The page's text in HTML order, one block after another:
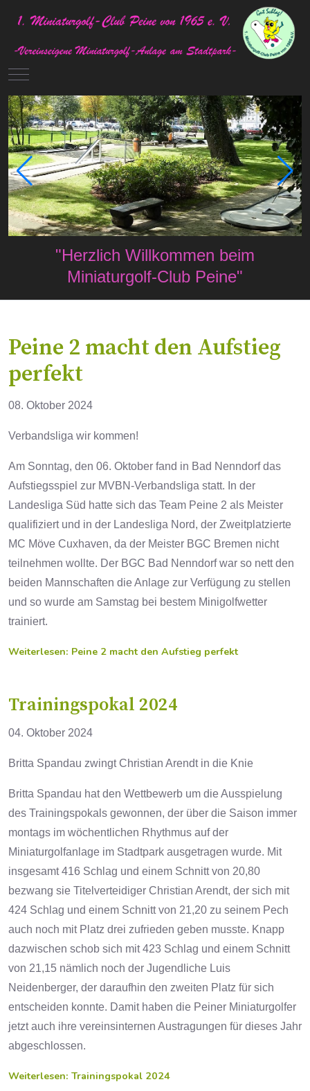
Mobile Menu Toggle
"Herzlich Willkommen beim
Miniaturgolf-Club Peine"
Peine 2 macht den Aufstieg
perfekt
08. Oktober 2024
Verbandsliga wir kommen!
Am Sonntag, den 06. Oktober fand in Bad Nenndorf das
Aufstiegsspiel zur MVBN-Verbandsliga statt. In der
Landesliga Süd hatte sich das Team Peine 2 als Meister
qualifiziert und in der Landesliga Nord, der Zweitplatzierte
MC Möve Cuxhaven, da der Meister BGC Bremen nicht
teilnehmen wollte. Der BGC Bad Nenndorf war so nett den
beiden Mannschaften die Anlage zur Verfügung zu stellen
und so wurde am Samstag bei bestem Minigolfwetter
trainiert.
Weiterlesen: Peine 2 macht den Aufstieg perfekt
Trainingspokal 2024
04. Oktober 2024
Britta Spandau zwingt Christian Arendt in die Knie
Britta Spandau hat den Wettbewerb um die Ausspielung
des Trainingspokals gewonnen, der über die Saison immer
montags im wöchentlichen Rhythmus auf der
Miniaturgolfanlage im Stadtpark ausgetragen wurde. Mit
insgesamt 416 Schlag und einem Schnitt von 20,80
bezwang sie Titelverteidiger Christian Arendt, der sich mit
424 Schlag und einem Schnitt von 21,20 zu seinem Pech
auch noch mit Platz drei zufrieden geben musste. Knapp
dazwischen schob sich mit 423 Schlag und einem Schnitt
von 21,15 nämlich noch der Jugendliche Luis
Neidenberger, der daraufhin den zweiten Platz für sich
entscheiden konnte. Damit haben die Peiner Miniaturgolfer
jetzt auch ihre vereinsinternen Austragungen für dieses Jahr
abgeschlossen.
Weiterlesen: Trainingspokal 2024